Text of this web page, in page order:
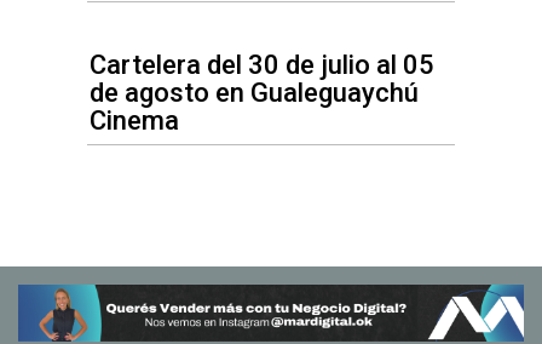
Cartelera del 30 de julio al 05
de agosto en Gualeguaychú
Cinema